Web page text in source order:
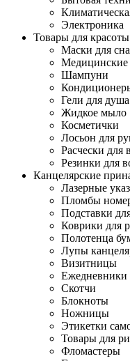
Электроника
Товары для
Маски для сна
Медицинские
Шампуни
Гели для душа
Жидкое мыло
Косметички
Лосьон для
Расчески для
Резинки для
Канцелярские
Лазерные
Пломбы
Подставки
Коврики для
Полотенца
Лупы
Визитницы
Ежедневники
Скотчи
Блокноты
Ножницы
Этикетки
Товары для
Фломастеры